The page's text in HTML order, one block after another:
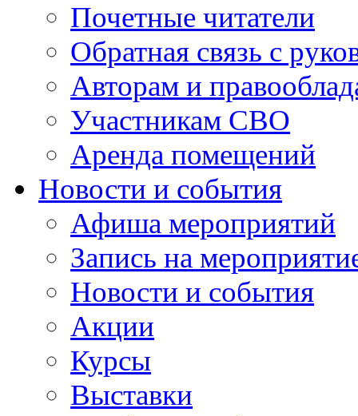
Почетные читатели
Обратная связь с
Авторам и
Участникам СВО
Аренда помещений
Новости и события
Афиша мероприятий
Запись на
Новости и события
Акции
Курсы
Выставки